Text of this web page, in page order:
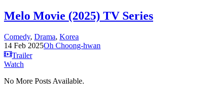
Melo Movie (2025) TV Series
Comedy, Drama, Korea
14 Feb 2025Oh Choong-hwan
Trailer
Watch
No More Posts Available.